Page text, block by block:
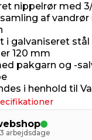
nippelrør med
af
i galvaniseret stål
120 mm
pakgarn og -
i henhold til
arbejdsdage